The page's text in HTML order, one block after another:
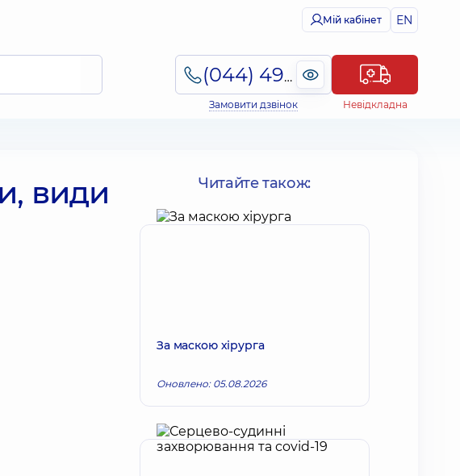
Мій кабінет EN
(044) 495-2-888
Замовити дзвінок Невідкладна
види
Читайте також:
За маскою хірурга
Оновлено: 05.08.2026